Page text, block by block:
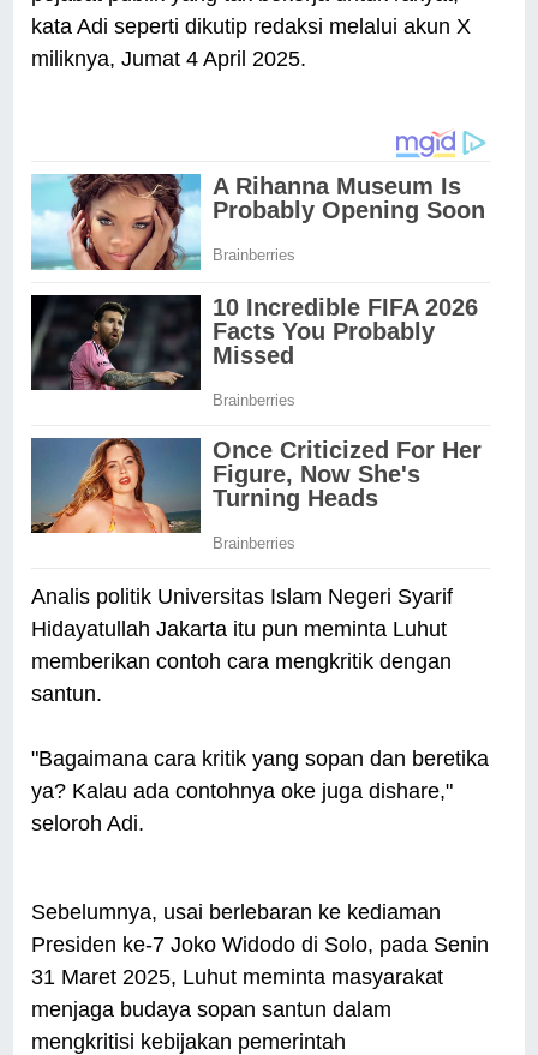
kata Adi seperti dikutip redaksi melalui akun X
miliknya, Jumat 4 April 2025.
Analis politik Universitas Islam Negeri Syarif
Hidayatullah Jakarta itu pun meminta Luhut
memberikan contoh cara mengkritik dengan
santun.
"Bagaimana cara kritik yang sopan dan beretika
ya? Kalau ada contohnya oke juga dishare,"
seloroh Adi.
Sebelumnya, usai berlebaran ke kediaman
Presiden ke-7 Joko Widodo di Solo, pada Senin
31 Maret 2025, Luhut meminta masyarakat
menjaga budaya sopan santun dalam
mengkritisi kebijakan pemerintah